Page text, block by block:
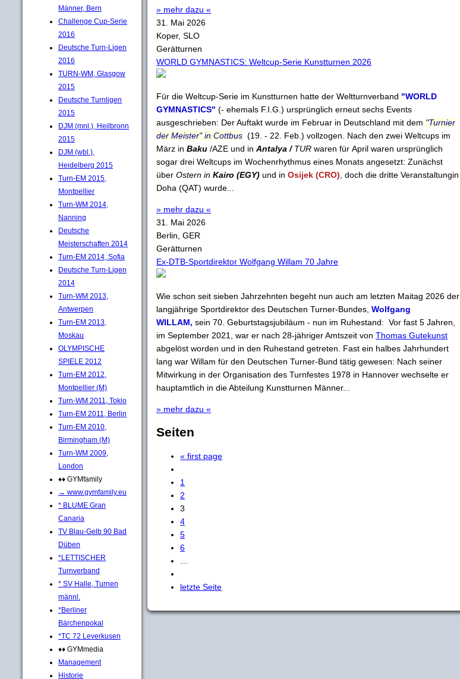
Männer, Bern
Challenge Cup-Serie
2016
Deutsche Turn-Ligen
2016
TURN-WM, Glasgow
2015
Deutsche Turnligen
2015
DJM (mnl.), Heilbronn
2015
DJM (wbl.),
Heidelberg 2015
Turn-EM 2015,
Montpellier
Turn-WM 2014,
Nanning
Deutsche
Meisterschaften 2014
Turn-EM 2014, Sofia
Deutsche Turn-Ligen
2014
Turn-WM 2013,
Antwerpen
Turn-EM 2013,
Moskau
OLYMPISCHE
SPIELE 2012
Turn-EM 2012,
Montpellier (M)
Turn-WM 2011, Tokio
Turn-EM 2011, Berlin
Turn-EM 2010,
Birmingham (M)
Turn-WM 2009,
London
♦♦ GYMfamily
→ www.gymfamily.eu
* BLUME Gran
Canaria
TV Blau-Gelb 90 Bad
Düben
*LETTISCHER
Turnverband
* SV Halle, Turnen
männl.
*Berliner
Bärchenpokal
*TC 72 Leverkusen
♦♦ GYMmedia
Management
Historie
» mehr dazu «
31. Mai 2026
Koper, SLO
Gerätturnen
WORLD GYMNASTICS: Weltcup-Serie Kunstturnen 2026
Für die Weltcup-Serie im Kunstturnen hatte der Weltturnverband "WORLD
GYMNASTICS" (- ehemals F.I.G.) ursprünglich erneut sechs Events
ausgeschrieben: Der Auftakt wurde im Februar in Deutschland mit dem "Turnier
der Meister" in Cottbus (19. - 22. Feb.) vollzogen. Nach den zwei Weltcups im
März in Baku /AZE und in Antalya / TUR waren für April waren ursprünglich
sogar drei Weltcups im Wochenrhythmus eines Monats angesetzt: Zunächst
über Ostern in Kairo (EGY) und in Osijek (CRO) , doch die dritte Veranstaltungin
Doha (QAT) wurde...
» mehr dazu «
31. Mai 2026
Berlin, GER
Gerätturnen
Ex-DTB-Sportdirektor Wolfgang Willam 70 Jahre
Wie schon seit sieben Jahrzehnten begeht nun auch am letzten Maitag 2026 der
langjährige Sportdirektor des Deutschen Turner-Bundes, Wolfgang
WILLAM, sein 70. Geburtstagsjubiläum - nun im Ruhestand: Vor fast 5 Jahren,
im September 2021, war er nach 28-jähriger Amtszeit von Thomas Gutekunst
abgelöst worden und in den Ruhestand getreten. Fast ein halbes Jahrhundert
lang war Willam für den Deutschen Turner-Bund tätig gewesen: Nach seiner
Mitwirkung in der Organisation des Turnfestes 1978 in Hannover wechselte er
hauptamtlich in die Abteilung Kunstturnen Männer...
» mehr dazu «
Seiten
« first page
1
2
3
4
5
6
letzte Seite